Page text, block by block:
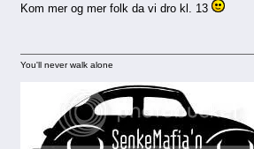
Kom mer og mer folk da vi dro kl. 13
You'll never walk alone